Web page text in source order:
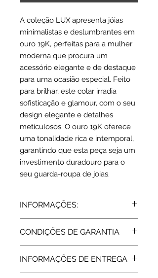
A coleção LUX apresenta jóias
minimalistas e deslumbrantes em
ouro 19K, perfeitas para a mulher
moderna que procura um
acessório elegante e de destaque
para uma ocasião especial. Feito
para brilhar, este colar irradia
sofisticação e glamour, com o seu
design elegante e detalhes
meticulosos. O ouro 19K oferece
uma tonalidade rica e intemporal,
garantindo que esta peça seja um
investimento duradouro para o
seu guarda-roupa de joias.
INFORMAÇÕES:
Dimensões: C: 45 cm | Pendente: 0.5
x 0.9 cm
2 Zircónias: verde / branco
Peso: 2.5 grs
CONDIÇÕES DE GARANTIA
do Ouro estão abrangidos pela
Garantia de Fabricante, de 2 Anos,
INFORMAÇÕES DE ENTREGA